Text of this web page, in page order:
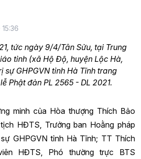
tức ngày 9/4/Tân Sửu, tại Trung
tỉnh (xã Hộ Độ, huyện Lộc Hà,
sự GHPGVN tỉnh Hà Tĩnh trang
Phật đản PL 2565 - DL 2021.
minh của Hòa thượng Thích Bảo
HĐTS, Trưởng ban Hoằng pháp
GHPGVN tỉnh Hà Tĩnh; TT Thích
HĐTS, Phó thường trực BTS